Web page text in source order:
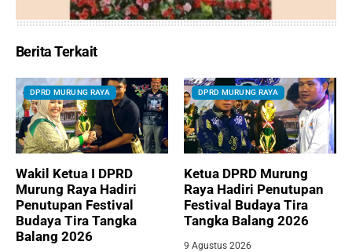
Berita Terkait
DPRD MURUNG RAYA
Wakil Ketua I DPRD
Murung Raya Hadiri
Penutupan Festival
Budaya Tira Tangka
Balang 2026
DPRD MURUNG RAYA
Ketua DPRD Murung
Raya Hadiri Penutupan
Festival Budaya Tira
Tangka Balang 2026
9 Agustus 2026